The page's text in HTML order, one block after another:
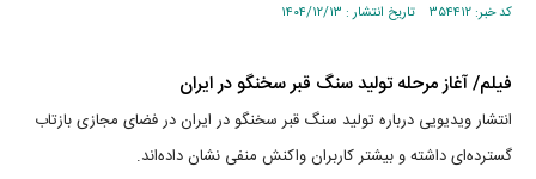
کد خبر: ۳۵۴۴۱۲ تاریخ انتشار : ۱۴۰۴/۱۲/۱۳
فیلم/ آغاز مرحله تولید سنگ قبر سخنگو در ایران
انتشار ویدیویی درباره تولید سنگ قبر سخنگو در ایران در فضای مجازی بازتاب
گسترده‌ای داشته و بیشتر کاربران واکنش منفی نشان داده‌اند.